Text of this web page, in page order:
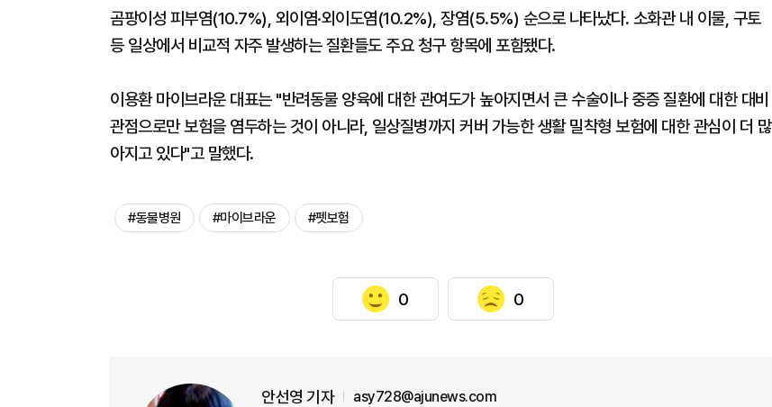
곰팡이성 피부염(10.7%), 외이염·외이도염(10.2%), 장염(5.5%) 순으로 나타났다. 소화관 내 이물, 구토
등 일상에서 비교적 자주 발생하는 질환들도 주요 청구 항목에 포함됐다.
이용환 마이브라운 대표는 "반려동물 양육에 대한 관여도가 높아지면서 큰 수술이나 중증 질환에 대한 대비
관점으로만 보험을 염두하는 것이 아니라, 일상질병까지 커버 가능한 생활 밀착형 보험에 대한 관심이 더 많
아지고 있다"고 말했다.
#동물병원 #마이브라운 #펫보험
0 0
안선영 기자 asy728@ajunews.com